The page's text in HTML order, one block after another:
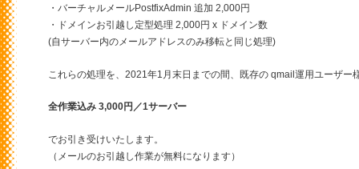
・バーチャルメールPostfixAdmin 追加 2,000円
・ドメインお引越し定型処理 2,000円 x ドメイン数
(自サーバー内のメールアドレスのみ移転と同じ処理)
これらの処理を、2021年1月末日までの間、既存の qmail運用ユーザー
全作業込み 3,000円／1サーバー
でお引き受けいたします。
（メールのお引越し作業が無料になります）